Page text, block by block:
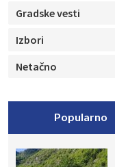
Gradske vesti
Izbori
Netačno
Popularno